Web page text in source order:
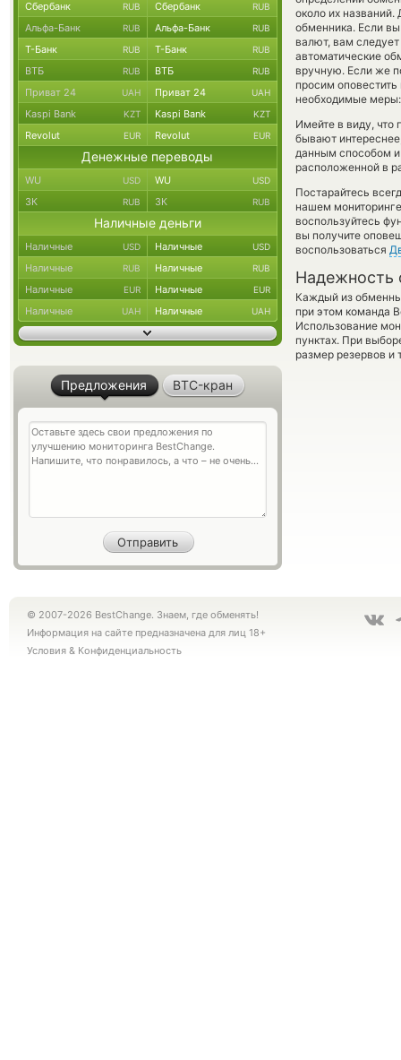
около их
обменника. Если
валют, вам
автоматические
вручную. Если же
просим
необходимые
Имейте в виду, что
бывают
данным способом и
расположенной в
Постарайтесь
нашем
воспользуйтесь
вы получите
воспользоваться
Надежность
Каждый из
при этом команда
Использование
пунктах. При
размер резервов и
Сбербанк RUB Сбербанк RUB
Альфа-Банк RUB Альфа-Банк RUB
Т-Банк RUB Т-Банк RUB
ВТБ RUB ВТБ RUB
Приват 24 UAH Приват 24 UAH
Kaspi Bank KZT Kaspi Bank KZT
Revolut EUR Revolut EUR
Денежные переводы
WU USD WU USD
ЗК RUB ЗК RUB
Наличные деньги
Наличные USD Наличные USD
Наличные RUB Наличные RUB
Наличные EUR Наличные EUR
Наличные UAH Наличные UAH
Предложения BTC-кран
© 2007-2026 BestChange. Знаем, где обменять!
Информация на сайте предназначена для лиц 18+
Условия & Конфиденциальность